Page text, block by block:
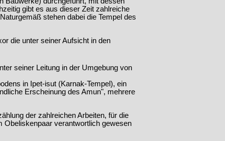
gibt es aus dieser Zeit zahlreiche
stehen dabei die Tempel des
die unter seiner Aufsicht in den
seiner Leitung in der Umgebung von
in Ipet-isut (Karnak-Tempel), ein
Erscheinung des Amun", mehrere
der zahlreichen Arbeiten, für die
Obeliskenpaar verantwortlich gewesen